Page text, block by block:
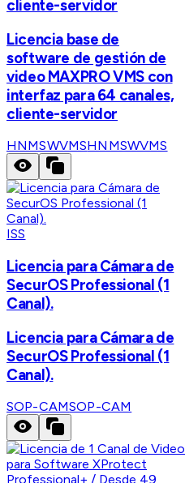
cliente-servidor
Licencia base de
software de gestión de
video MAXPRO VMS con
interfaz para 64 canales,
cliente-servidor
HNMSWVMSHNMSWVMS
ISS
Licencia para Cámara de
SecurOS Professional (1
Canal).
Licencia para Cámara de
SecurOS Professional (1
Canal).
SOP-CAMSOP-CAM